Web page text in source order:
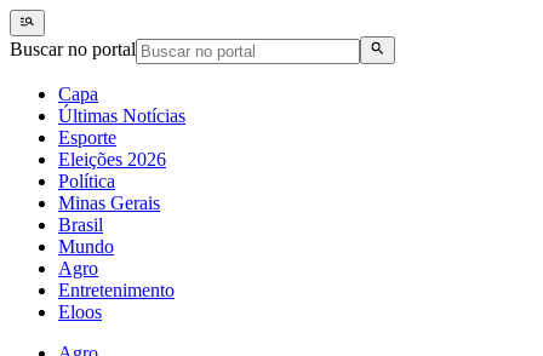
Buscar no portal
Capa
Últimas Notícias
Esporte
Eleições 2026
Política
Minas Gerais
Brasil
Mundo
Agro
Entretenimento
Eloos